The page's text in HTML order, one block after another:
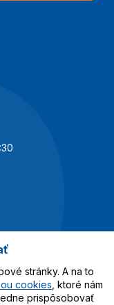
stránky. A na to
cookies , ktoré nám
prispôsobovať